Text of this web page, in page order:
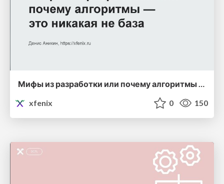
Мифы из разработки или почему алгоритмы — это никакая не база
xfenix
0 150